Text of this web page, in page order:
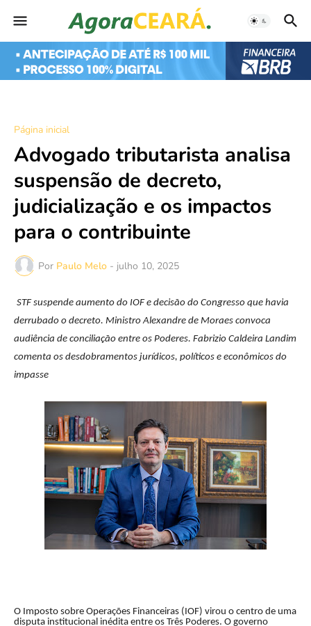
Página inicial
Advogado tributarista analisa
suspensão de decreto,
judicialização e os impactos
para o contribuinte
Por Paulo Melo - julho 10, 2025
STF suspende aumento do IOF e decisão do Congresso que havia
derrubado o decreto. Ministro Alexandre de Moraes convoca
audiência de conciliação entre os Poderes. Fabrizio Caldeira Landim
comenta os desdobramentos jurídicos, políticos e econômicos do
impasse
O Imposto sobre Operações Financeiras (IOF) virou o centro de uma
disputa institucional inédita entre os Três Poderes. O governo